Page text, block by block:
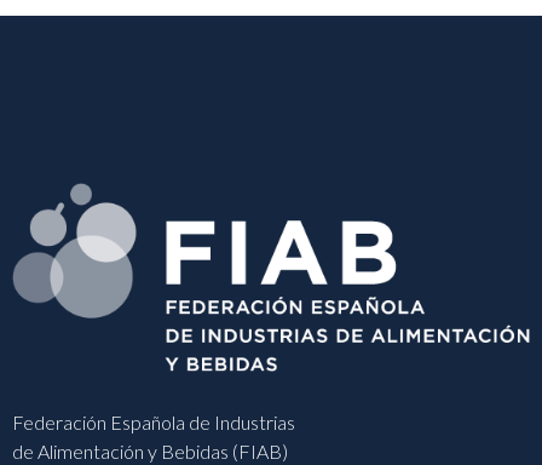
Federación Española de Industrias
de Alimentación y Bebidas (FIAB)